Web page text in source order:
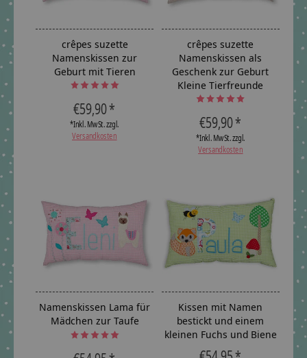
crêpes suzette
Namenskissen zur
Geburt mit Tieren
The rating of this product is
out of 5
€59,90 *
*Inkl. MwSt. zzgl.
Versandkosten
crêpes suzette
Namenskissen als
Geschenk zur Geburt
Kleine Tierfreunde
The rating of this product is
5
€59,90 *
*Inkl. MwSt. zzgl.
Versandkosten
Namenskissen Lama für
Mädchen zur Taufe
The rating of this product is5out of 5
Kissen mit Namen
bestickt und einem
kleinen Fuchs und Biene